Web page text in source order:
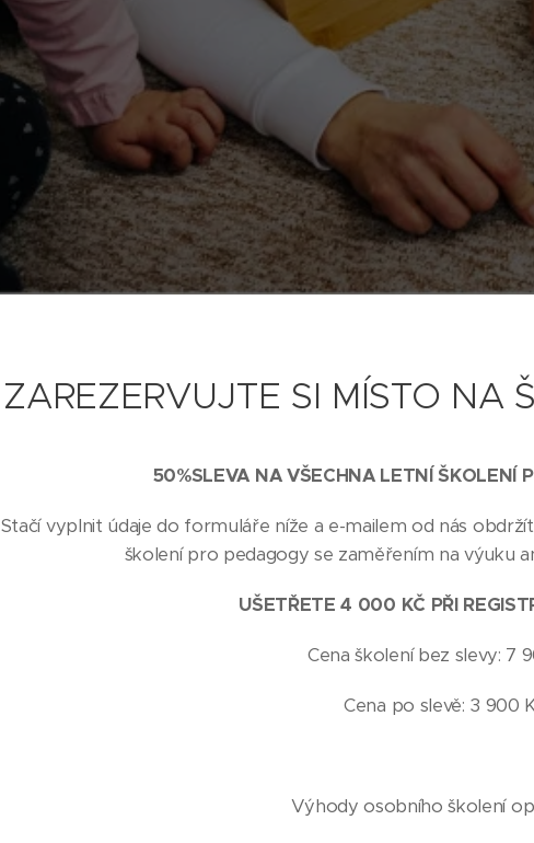
ZAREZERVUJTE SI MÍSTO NA
50%SLEVA NA VŠECHNA LETNÍ ŠKOLENÍ
Stačí vyplnit údaje do formuláře níže a e-mailem od nás
školení pro pedagogy se zaměřením na výuku
UŠETŘETE 4 000 KČ PŘI
Cena školení bez slevy: 7
Cena po slevě: 3 900
Výhody osobního školení